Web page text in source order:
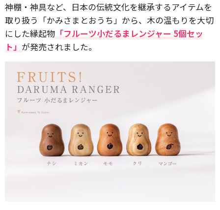
神棚・神具など、日本の伝統文化を継承するアイテムを
取り扱う「かみさまとおうち」から、木の温もりを大切
にした縁起物 「フルーツ小だるまレンジャー 5個セッ
ト」 が発売されました。